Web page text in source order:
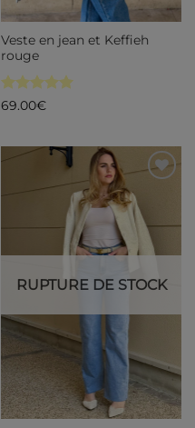
Veste en jean et Keffieh
rouge
Note5sur
69.00€
souhaits
RUPTURE DE STOCK